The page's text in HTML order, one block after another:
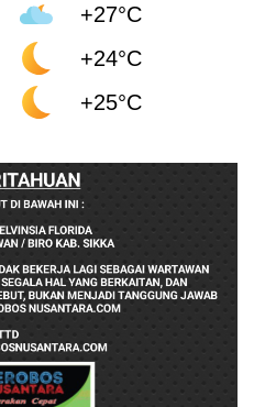
+27°C
+24°C
+25°C